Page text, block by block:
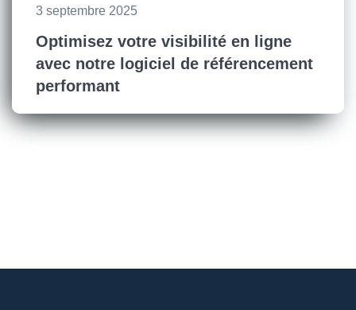
3 septembre 2025
Optimisez votre visibilité en ligne
avec notre logiciel de référencement
performant